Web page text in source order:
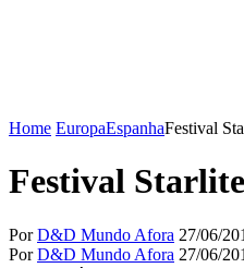
Home EuropaEspanhaFestival
Festival
PorD&D Mundo Afora 27/06/
PorD&D Mundo Afora 27/06/